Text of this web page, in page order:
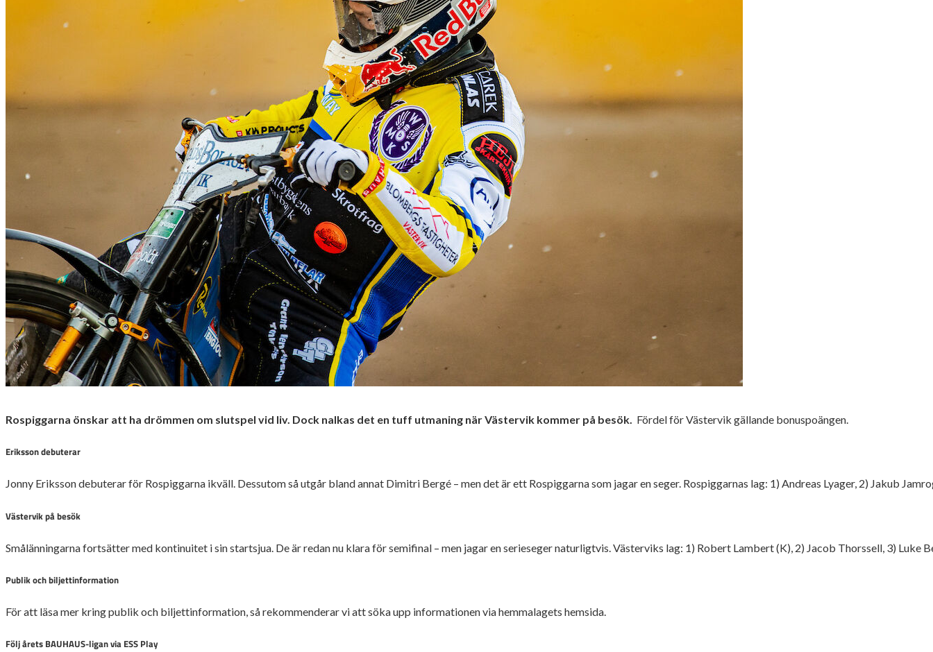
Rospiggarna önskar att ha drömmen om slutspel vid liv. Dock nalkas det en tuff utmaning när Västervik kommer på besök. Fördel för Västervik gällande bonuspoängen.
Eriksson debuterar
Jonny Eriksson debuterar för Rospiggarna ikväll. Dessutom så utgår bland annat Dimitri Bergé – men det är ett Rospiggarna som jagar en seger. Rospiggarnas lag: 1) Andreas Lyager, 2) Jakub
Västervik på besök
Smålänningarna fortsätter med kontinuitet i sin startsjua. De är redan nu klara för semifinal – men jagar en serieseger naturligtvis. Västerviks lag: 1) Robert Lambert (K), 2) Jacob Thorssell, 3) Luke
Publik och biljettinformation
För att läsa mer kring publik och biljettinformation, så rekommenderar vi att söka upp informationen via hemmalagets hemsida.
Följ årets BAUHAUS-ligan via ESS Play